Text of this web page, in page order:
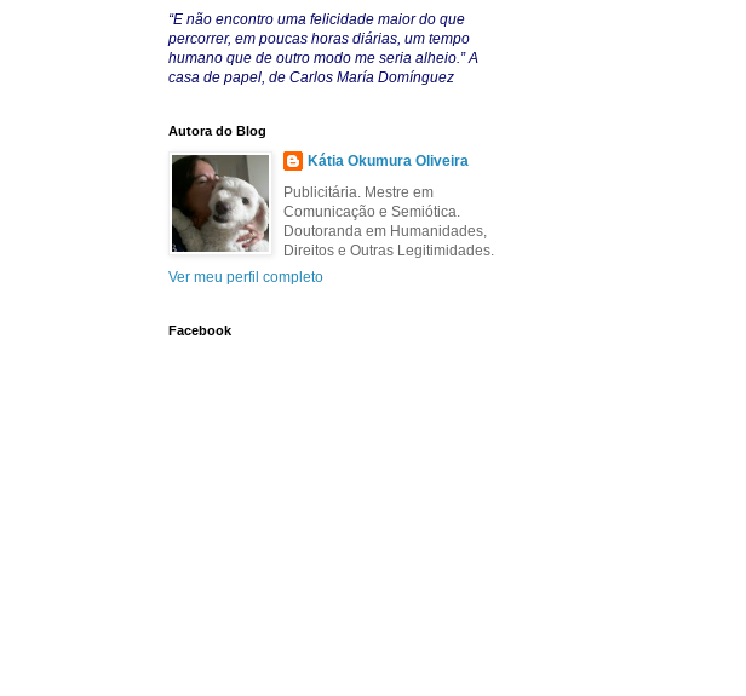
“E não encontro uma felicidade maior do que
percorrer, em poucas horas diárias, um tempo
humano que de outro modo me seria alheio.” A
casa de papel, de Carlos María Domínguez
Autora do Blog
Kátia Okumura Oliveira
Publicitária. Mestre em
Comunicação e Semiótica.
Doutoranda em Humanidades,
Direitos e Outras Legitimidades.
Ver meu perfil completo
Facebook